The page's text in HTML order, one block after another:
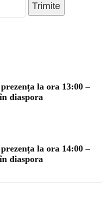
Trimite
la ora 13:00 –
diaspora
la ora 14:00 –
diaspora